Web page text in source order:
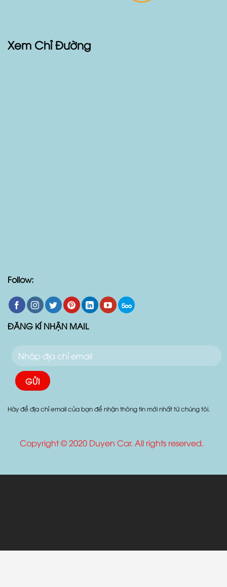
Xem Chỉ Đường
Follow:
ĐĂNG KÍ NHẬN MAIL
Hãy để địa chỉ email của bạn để nhận thông tin mới nhất từ chúng tôi.
Copyright © 2020 Duyen Car. All rights reserved.